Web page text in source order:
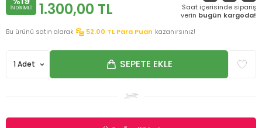
INDIRIMLI 1.300,00 TL
Saat içerisinde sipariş
verin bugün kargoda!
Bu ürünü satın alarak
52.00 TL Para Puan kazanırsınız!
SEPETE EKLE